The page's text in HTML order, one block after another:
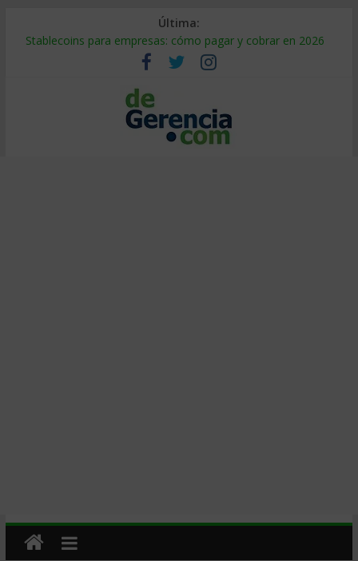
Última:
Stablecoins para empresas: cómo pagar y cobrar en 2026
Despido silencioso: qué es y por qué sale tan caro
IA en selección de personal: cómo auditarla a tiempo
Trabajo forzoso en la cadena de suministro: qué hacer
Mercado hispano de EE. UU.: cómo segmentarlo y venderle